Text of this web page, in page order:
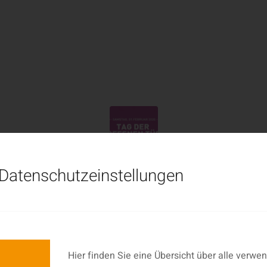
Datenschutzeinstellungen
Hier finden Sie eine Übersicht über alle
in Weinstadt